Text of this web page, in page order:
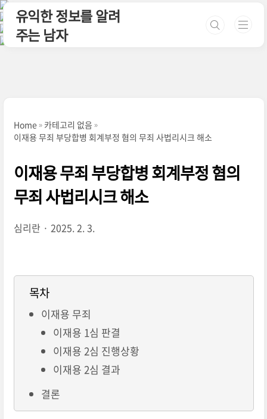
본문 바로가기
유익한 정보를 알려
주는 남자
Home
카테고리 없음
이재용 무죄 부당합병 회계부정 혐의 무죄 사법리시크 해소
이재용 무죄 부당합병 회계부정 혐의
무죄 사법리시크 해소
심리란 2025. 2. 3.
목차
이재용 무죄
이재용 1심 판결
이재용 2심 진행상황
이재용 2심 결과
결론